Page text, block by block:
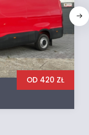
OD 420 ZŁ